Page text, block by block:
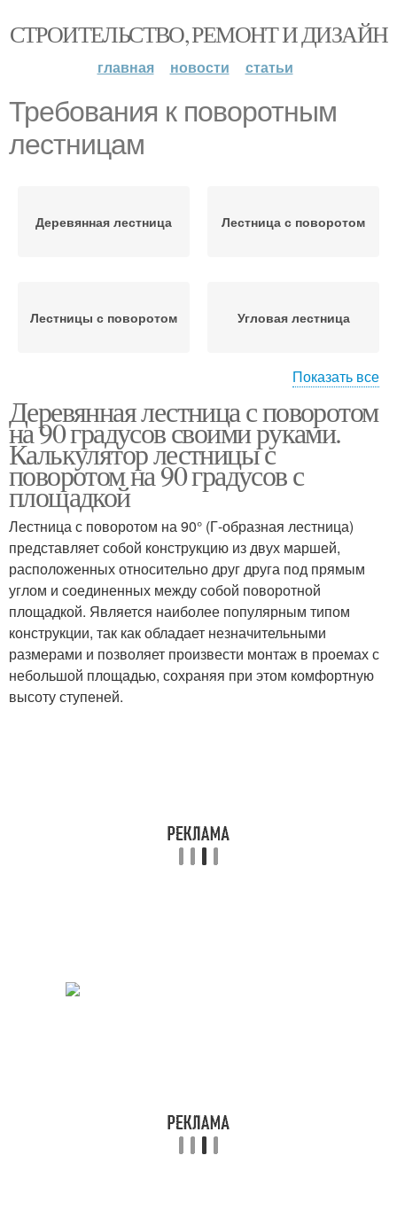
СТРОИТЕЛЬСТВО, РЕМОНТ И ДИЗАЙН
главная новости статьи
Требования к поворотным
лестницам
Деревянная лестница Лестница с поворотом
Лестницы с поворотом Угловая лестница
Лестница с площадкой Г-образная лестница
Лестницы из дерева
Лестница с
промежуточной
площадкой
Лестница на второй
Поворотные лестницы
Показать все
Деревянная лестница с поворотом
на 90 градусов своими руками.
Калькулятор лестницы с
поворотом на 90 градусов с
площадкой
Лестница с поворотом на 90° (Г-образная лестница)
представляет собой конструкцию из двух маршей,
расположенных относительно друг друга под прямым
углом и соединенных между собой поворотной
площадкой. Является наиболее популярным типом
конструкции, так как обладает незначительными
размерами и позволяет произвести монтаж в проемах с
небольшой площадью, сохраняя при этом комфортную
высоту ступеней.